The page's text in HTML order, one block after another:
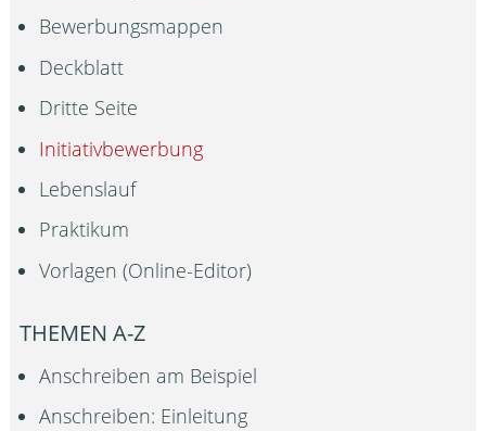
Bewerbungsmappen
Deckblatt
Dritte Seite
Initiativbewerbung
Lebenslauf
Praktikum
Vorlagen (Online-Editor)
THEMEN A-Z
Anschreiben am Beispiel
Anschreiben: Einleitung